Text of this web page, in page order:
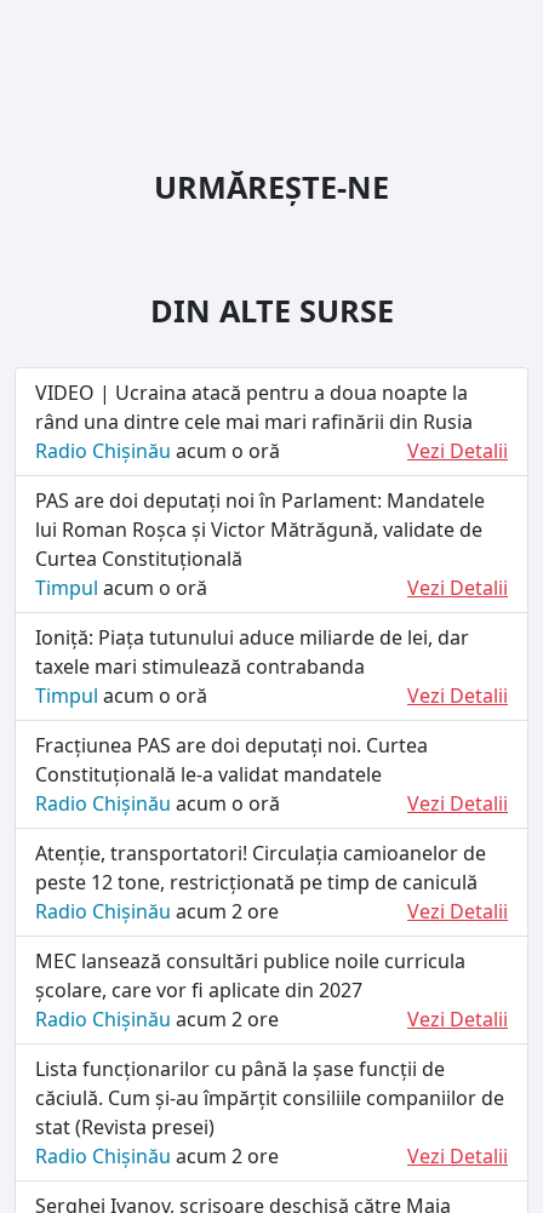
URMĂREȘTE-NE
DIN ALTE SURSE
VIDEO | Ucraina atacă pentru a doua noapte la
rând una dintre cele mai mari rafinării din Rusia
Radio Chișinău acum o oră
Vezi Detalii
PAS are doi deputați noi în Parlament: Mandatele
lui Roman Roșca și Victor Mătrăgună, validate de
Curtea Constituțională
Timpul acum o oră
Vezi Detalii
Ioniță: Piața tutunului aduce miliarde de lei, dar
taxele mari stimulează contrabanda
Timpul acum o oră
Vezi Detalii
Fracțiunea PAS are doi deputați noi. Curtea
Constituțională le-a validat mandatele
Radio Chișinău acum o oră
Vezi Detalii
Atenție, transportatori! Circulația camioanelor de
peste 12 tone, restricționată pe timp de caniculă
Radio Chișinău acum 2 ore
Vezi Detalii
MEC lansează consultări publice noile curricula
școlare, care vor fi aplicate din 2027
Radio Chișinău acum 2 ore
Vezi Detalii
Lista funcționarilor cu până la șase funcții de
căciulă. Cum și-au împărțit consiliile companiilor de
stat (Revista presei)
Radio Chișinău acum 2 ore
Vezi Detalii
Serghei Ivanov, scrisoare deschisă către Maia